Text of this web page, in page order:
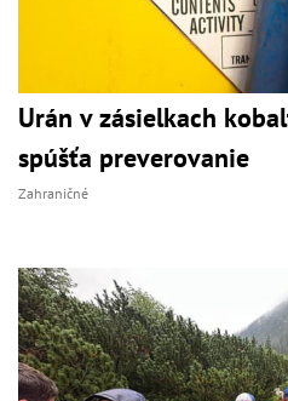
Urán v zásielkach
spúšťa preverovanie
Zahraničné